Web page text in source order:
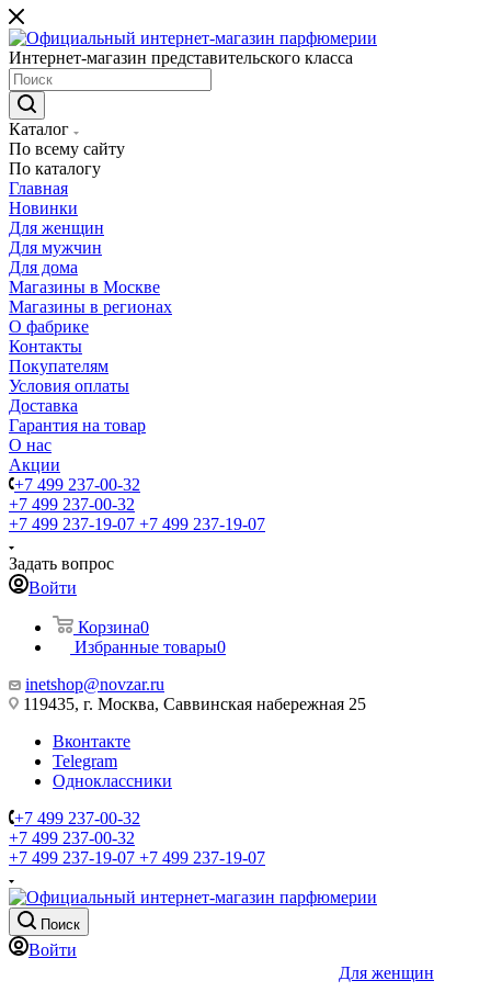
Интернет-магазин представительского класса
Каталог
По всему сайту
По каталогу
Главная
Новинки
Для женщин
Для мужчин
Для дома
Магазины в Москве
Магазины в регионах
О фабрике
Контакты
Покупателям
Условия оплаты
Доставка
Гарантия на товар
О нас
Акции
+7 499 237-00-32
+7 499 237-00-32
+7 499 237-19-07 +7 499 237-19-07
Задать вопрос
Войти
Корзина0
Избранные товары0
inetshop@novzar.ru
119435, г. Москва, Саввинская набережная 25
Вконтакте
Telegram
Одноклассники
+7 499 237-00-32
+7 499 237-00-32
+7 499 237-19-07 +7 499 237-19-07
Поиск
Войти
Для женщин